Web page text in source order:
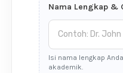
Nama Lengkap &
Isi nama lengkap
akademik.